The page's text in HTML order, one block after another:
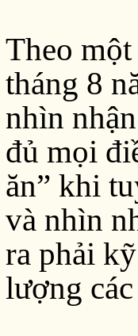
Theo
tháng 8
nhìn
đủ mọi
ăn” khi
và nhìn
ra phải
lượng